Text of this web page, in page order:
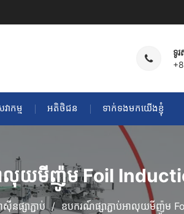
ទូរ
វាកម្ម អតិថិជន ទាក់ទងមកយើងខ្ញុំ
ាលុយមីញ៉ូម Foil
ស៊ីនផ្សាភ្ជាប់ ឧបករណ៍ផ្សាភ្ជាប់អាលុយមីញ៉ូម